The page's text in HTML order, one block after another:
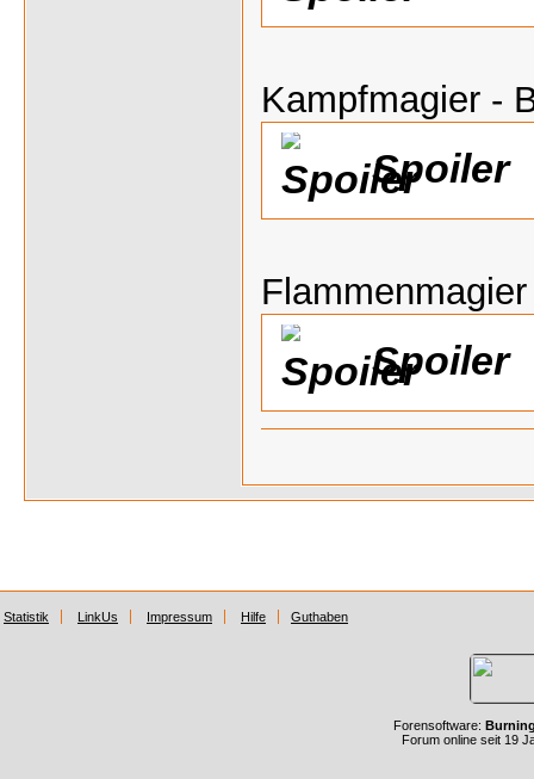
Kampfmagier -
Spoiler
Spoiler
Statistik LinkUs Impressum Hilfe Guthaben
Forensoftware:
Forum online seit 19